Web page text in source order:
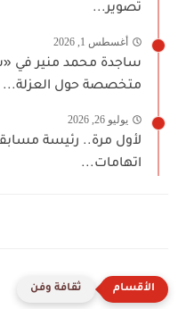
تصوير...
أغسطس 1, 2026
ساجدة محمد منير في
متخصصة حول العزلة...
يوليو 26, 2026
لأول مرة.. رئيسة
اتهامات...
ثقافة وفن